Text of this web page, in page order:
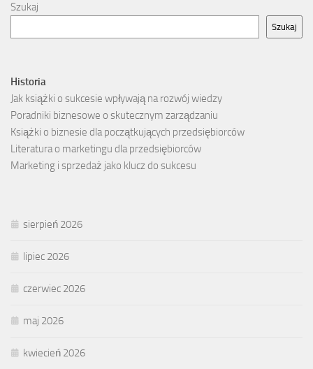
Szukaj
Szukaj
Historia
Jak książki o sukcesie wpływają na rozwój wiedzy
Poradniki biznesowe o skutecznym zarządzaniu
Książki o biznesie dla początkujących przedsiębiorców
Literatura o marketingu dla przedsiębiorców
Marketing i sprzedaż jako klucz do sukcesu
sierpień 2026
lipiec 2026
czerwiec 2026
maj 2026
kwiecień 2026